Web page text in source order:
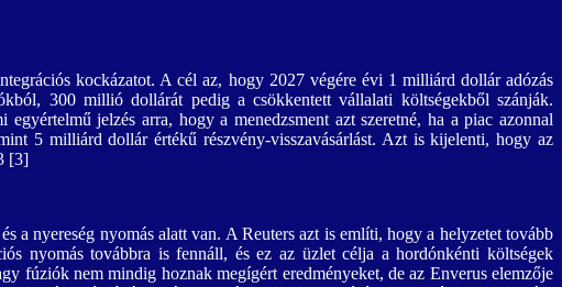
kockázatot. A cél az, hogy 2027 végére évi 1 milliárd dollár adózás
300 millió dollárát pedig a csökkentett vállalati költségekből szánják.
jelzés arra, hogy a menedzsment azt szeretné, ha a piac azonnal
5 milliárd dollár értékű részvény-visszavásárlást. Azt is kijelenti, hogy az
[3]
a nyereség nyomás alatt van. A Reuters azt is említi, hogy a helyzetet tovább
nyomás továbbra is fennáll, és ez az üzlet célja a hordónkénti költségek
fúziók nem mindig hoznak megígért eredményeket, de az Enverus elemzője